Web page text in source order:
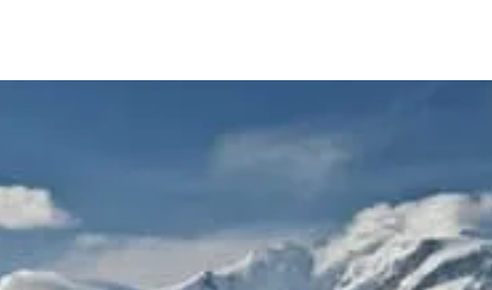
förmodligen att åka till Seceda. Låt oss hjälpa dig
vackraste åsarna i världen och sedan finns det ett
svårare sätt att komma dit. Du kan till och med
göra det till en övernattningsvandring. Låt oss